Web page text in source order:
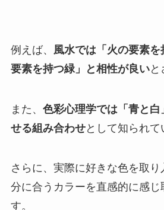
例えば、
風水では「火の要素
要素を持つ緑」と相性が良いと
また、 色彩心理学では「青と
せる組み合わせとして知られて
さらに、実際に好きな色を取り
分に合うカラーを直感的に感
す。